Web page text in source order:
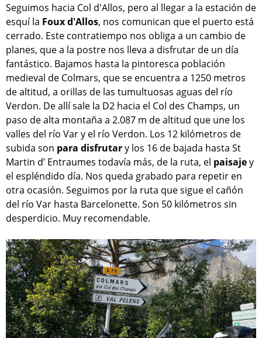
Seguimos hacia Col d'Allos, pero al llegar a la estación de
esquí la Foux d'Allos, nos comunican que el puerto está
cerrado. Este contratiempo nos obliga a un cambio de
planes, que a la postre nos lleva a disfrutar de un día
fantástico. Bajamos hasta la pintoresca población
medieval de Colmars, que se encuentra a 1250 metros
de altitud, a orillas de las tumultuosas aguas del río
Verdon. De allí sale la D2 hacia el Col des Champs, un
paso de alta montaña a 2.087 m de altitud que une los
valles del río Var y el río Verdon. Los 12 kilómetros de
subida son para disfrutary los 16 de bajada hasta St
Martin d’ Entraumes todavía más, de la ruta, el paisajey
el espléndido día. Nos queda grabado para repetir en
otra ocasión. Seguimos por la ruta que sigue el cañón
del río Var hasta Barcelonette. Son 50 kilómetros sin
desperdicio. Muy recomendable.